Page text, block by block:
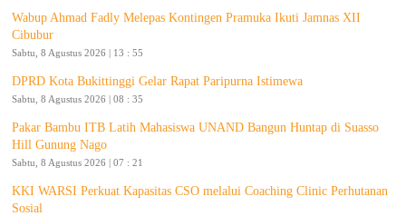
Wabup Ahmad Fadly Melepas Kontingen Pramuka Ikuti Jamnas XII
Cibubur
Sabtu, 8 Agustus 2026 | 13 : 55
DPRD Kota Bukittinggi Gelar Rapat Paripurna Istimewa
Sabtu, 8 Agustus 2026 | 08 : 35
Pakar Bambu ITB Latih Mahasiswa UNAND Bangun Huntap di Suasso
Hill Gunung Nago
Sabtu, 8 Agustus 2026 | 07 : 21
KKI WARSI Perkuat Kapasitas CSO melalui Coaching Clinic Perhutanan
Sosial